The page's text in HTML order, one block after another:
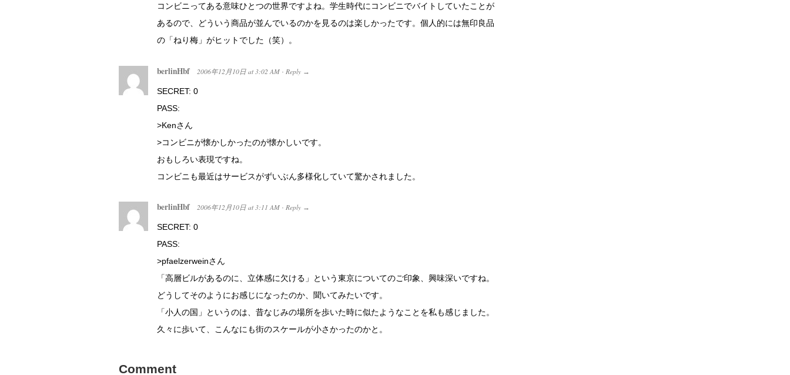
コンビニってある意味ひとつの世界ですよね。学生時代にコンビニでバイトしていたことが
あるので、どういう商品が並んでいるのかを見るのは楽しかったです。個人的には無印良品
の「ねり梅」がヒットでした（笑）。
berlinHbf 2006年12月10日 at 3:02 AM · Reply →
SECRET: 0
PASS:
>Kenさん
>コンビニが懐かしかったのが懐かしいです。
おもしろい表現ですね。
コンビニも最近はサービスがずいぶん多様化していて驚かされました。
berlinHbf 2006年12月10日 at 3:11 AM · Reply →
SECRET: 0
PASS:
>pfaelzerweinさん
「高層ビルがあるのに、立体感に欠ける」という東京についてのご印象、興味深いですね。
どうしてそのようにお感じになったのか、聞いてみたいです。
「小人の国」というのは、昔なじみの場所を歩いた時に似たようなことを私も感じました。
久々に歩いて、こんなにも街のスケールが小さかったのかと。
Comment